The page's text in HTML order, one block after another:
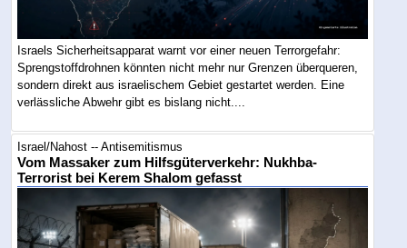
Israels Sicherheitsapparat warnt vor einer neuen Terrorgefahr:
Sprengstoffdrohnen könnten nicht mehr nur Grenzen überqueren,
sondern direkt aus israelischem Gebiet gestartet werden. Eine
verlässliche Abwehr gibt es bislang nicht....
Israel/Nahost -- Antisemitismus
Vom Massaker zum Hilfsgüterverkehr: Nukhba-
Terrorist bei Kerem Shalom gefasst